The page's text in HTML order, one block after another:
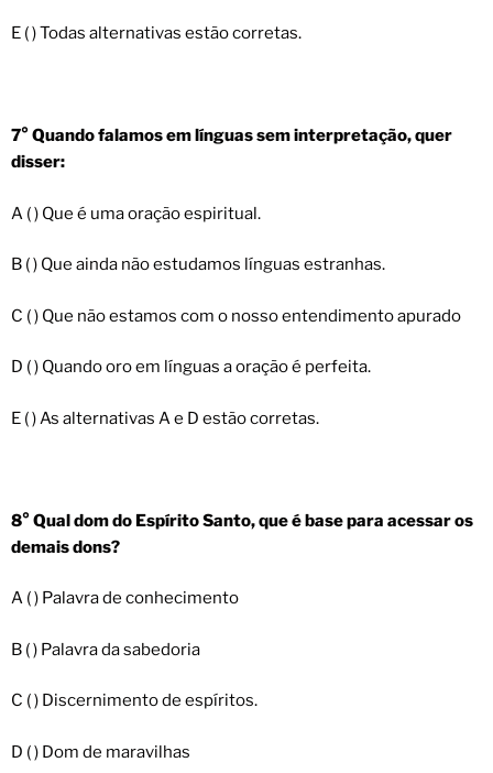
E ( ) Todas alternativas estão corretas.
7° Quando falamos em línguas sem interpretação, quer
disser:
A ( ) Que é uma oração espiritual.
B ( ) Que ainda não estudamos línguas estranhas.
C ( ) Que não estamos com o nosso entendimento apurado
D ( ) Quando oro em línguas a oração é perfeita.
E ( ) As alternativas A e D estão corretas.
8° Qual dom do Espírito Santo, que é base para acessar os
demais dons?
A ( ) Palavra de conhecimento
B ( ) Palavra da sabedoria
C ( ) Discernimento de espíritos.
D ( ) Dom de maravilhas